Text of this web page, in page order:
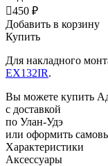
450 ₽
Добавить в корзину
Купить
Для накладного
EX132IR.
Вы можете купить
с доставкой
по Улан-Удэ
или оформить
Характеристики
Аксессуары